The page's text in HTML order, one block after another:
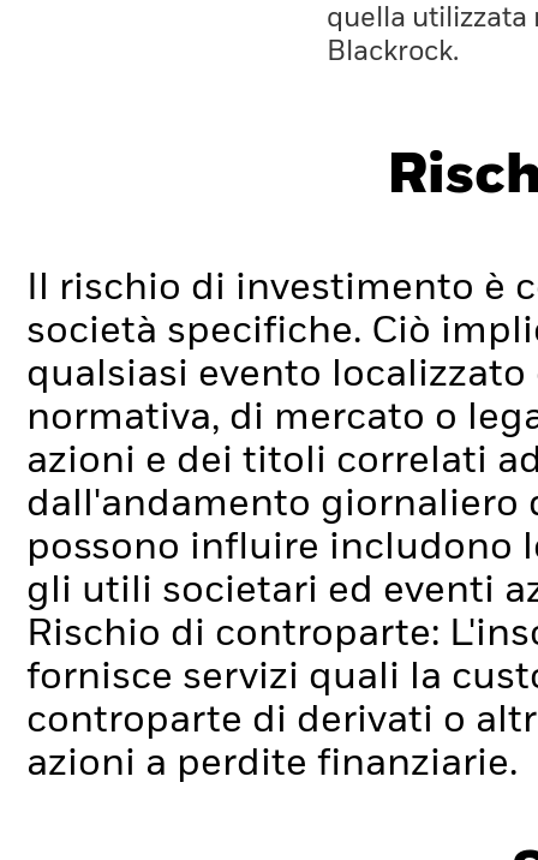
quella utilizzata
Blackrock.
Il rischio di investimento è
società specifiche. Ciò
qualsiasi evento
normativa, di mercato o
azioni e dei titoli correlati
dall'andamento giornaliero
possono influire includono
gli utili societari ed eventi
Rischio di controparte:
fornisce servizi quali la
controparte di derivati o
azioni a perdite finanziarie.